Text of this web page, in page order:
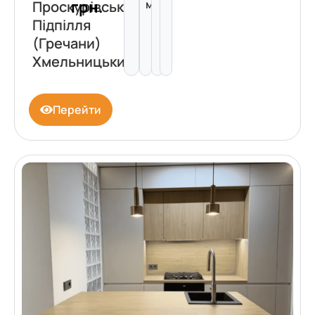
Проскурівського
Підпілля
(Гречани)
Хмельницький
грн. м²
Перейти